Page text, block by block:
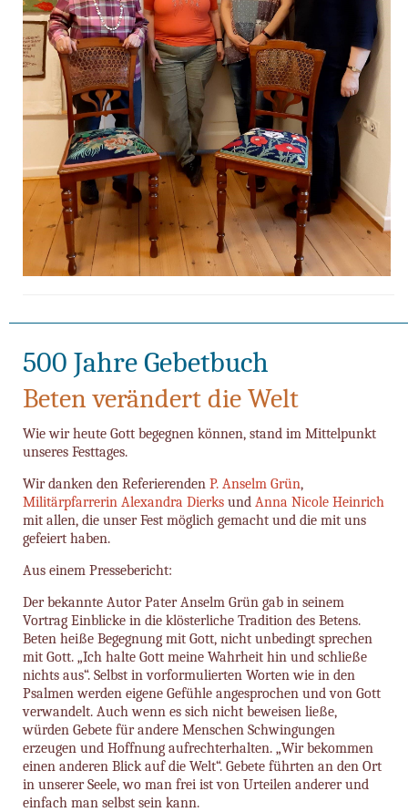
500 Jahre Gebetbuch
Beten verändert die Welt
Wie wir heute Gott begegnen können, stand im Mittelpunkt
unseres Festtages.
Wir danken den Referierenden P. Anselm Grün,
Militärpfarrerin Alexandra Dierks und Anna Nicole Heinrich
mit allen, die unser Fest möglich gemacht und die mit uns
gefeiert haben.
Aus einem Pressebericht:
Der bekannte Autor Pater Anselm Grün gab in seinem
Vortrag Einblicke in die klösterliche Tradition des Betens.
Beten heiße Begegnung mit Gott, nicht unbedingt sprechen
mit Gott. „Ich halte Gott meine Wahrheit hin und schließe
nichts aus“. Selbst in vorformulierten Worten wie in den
Psalmen werden eigene Gefühle angesprochen und von Gott
verwandelt. Auch wenn es sich nicht beweisen ließe,
würden Gebete für andere Menschen Schwingungen
erzeugen und Hoffnung aufrechterhalten. „Wir bekommen
einen anderen Blick auf die Welt“. Gebete führten an den Ort
in unserer Seele, wo man frei ist von Urteilen anderer und
einfach man selbst sein kann.